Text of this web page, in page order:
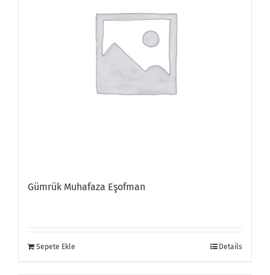
Gümrük Muhafaza Eşofman
Sepete Ekle Details